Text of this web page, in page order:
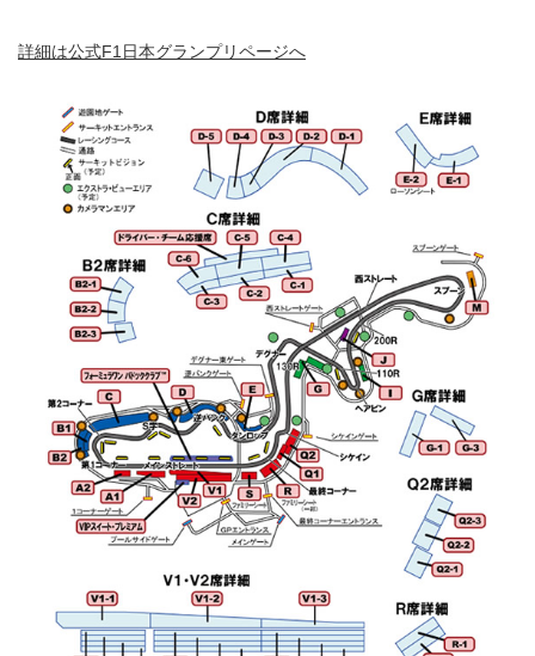
詳細は公式F1日本グランプリページへ